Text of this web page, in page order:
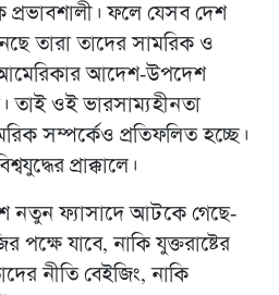
ফলে যেসব দেশ
তারা তাদের সামরিক ও
আমেরিকার আদেশ-উপদেশ
তাই ওই ভারসাম্যহীনতা
সম্পর্কেও প্রতিফলিত হচ্ছে।
প্রাক্কালে।
নতুন ফ্যাসাদে আটকে গেছে-
পক্ষে যাবে, নাকি যুক্তরাষ্টের
নীতি বেইজিং, নাকি